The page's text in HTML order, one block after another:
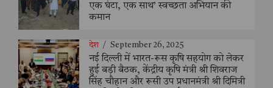
एक घंटा, एक साथ’ स्वच्छता अभियान की
कमान
देश / September 26, 2025
नई दिल्ली में भारत-रूस कृषि सहयोग को लेकर
हुई बड़ी बैठक, केंद्रीय कृषि मंत्री श्री शिवराज
सिंह चौहान और रूसी उप प्रधानमंत्री श्री दिमित्री